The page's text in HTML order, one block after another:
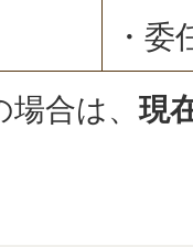
・委
場合は、現